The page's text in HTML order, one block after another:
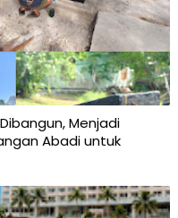
Menjadi
Abadi untuk